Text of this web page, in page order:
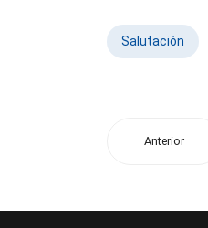
Salutación
Anterior